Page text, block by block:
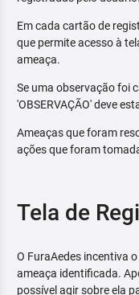
Em cada cartão de
que permite acesso à
ameaça.
Se uma observação foi
'OBSERVAÇÃO' deve
Ameaças que foram
ações que foram
Tela de
O FuraAedes incentiva
ameaça identificada.
possível agir sobre ela